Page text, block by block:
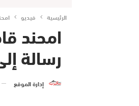
الرئيسية فيديو
امحند
رسالة
إدارة الموقع